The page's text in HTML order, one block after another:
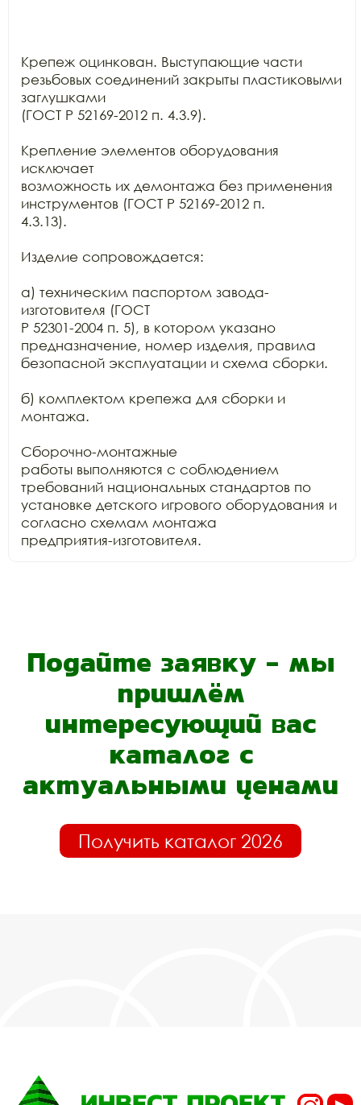
Крепеж оцинкован. Выступающие части
резьбовых соединений закрыты пластиковыми
заглушками
(ГОСТ Р 52169-2012 п. 4.3.9).
Крепление элементов оборудования
исключает
возможность их демонтажа без применения
инструментов (ГОСТ Р 52169-2012 п.
4.3.13).
Изделие сопровождается:
а) техническим паспортом завода-
изготовителя (ГОСТ
Р 52301-2004 п. 5), в котором указано
предназначение, номер изделия, правила
безопасной эксплуатации и схема сборки.
б) комплектом крепежа для сборки и
монтажа.
Сборочно-монтажные
работы выполняются с соблюдением
требований национальных стандартов по
установке детского игрового оборудования и
согласно схемам монтажа
предприятия-изготовителя.
Подайте заявку - мы
пришлём
интересующий вас
каталог с
актуальными ценами
Получить каталог 2026